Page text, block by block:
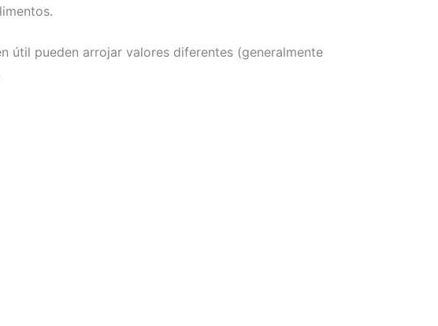
útil pueden arrojar valores diferentes (generalmente